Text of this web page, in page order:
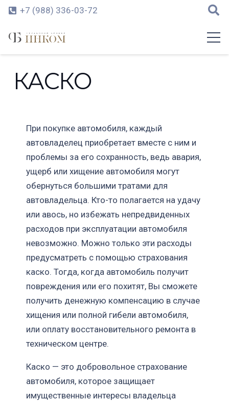
+7 (988) 336-03-72
КАСКО
При покупке автомобиля, каждый
автовладелец приобретает вместе с ним и
проблемы за его сохранность, ведь авария,
ущерб или хищение автомобиля могут
обернуться большими тратами для
автовладельца. Кто-то полагается на удачу
или авось, но избежать непредвиденных
расходов при эксплуатации автомобиля
невозможно. Можно только эти расходы
предусматреть с помощью страхования
каско. Тогда, когда автомобиль получит
повреждения или его похитят, Вы сможете
получить денежную компенсацию в случае
хищения или полной гибели автомобиля,
или оплату восстановительного ремонта в
техническом центре.
Каско — это добровольное страхование
автомобиля, которое защищает
имущественные интересы владельца